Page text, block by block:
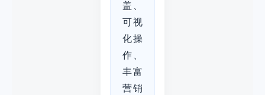
盖、
可视
化操
作、
丰富
营销